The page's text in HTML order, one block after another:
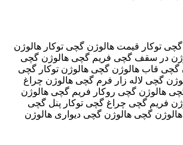
توکار قیمت هالوژن گچی توکار هالوژن
در سقف گچی فریم گچی هالوژن گچی
گچی قاب هالوژن گچی هالوژن توکار گچی
گچی لاله زار فرم گچی هالوژن چراغ
هالوژن گچی روکار فریم گچی هالوژن
فریم گچی چراغ گچی توکار پنل گچی
گچی هالوژن گچی دیواری هالوژن